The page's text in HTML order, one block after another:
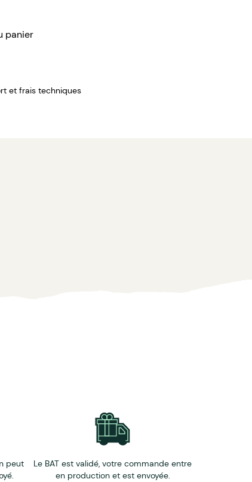
panier
et frais techniques
peut
Le BAT est validé, votre commande entre
en production et est envoyée.